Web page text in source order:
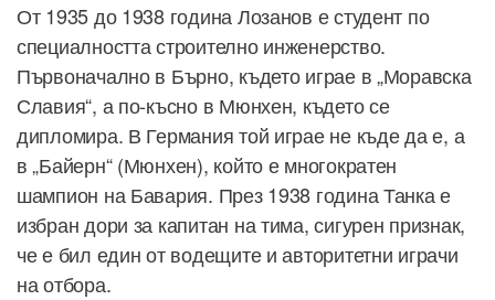
От 1935 до 1938 година Лозанов е студент по
специалността строително инженерство.
Първоначално в Бърно, където играе в „Моравска
Славия“, а по-късно в Мюнхен, където се
дипломира. В Германия той играе не къде да е, а
в „Байерн“ (Мюнхен), който е многократен
шампион на Бавария. През 1938 година Танка е
избран дори за капитан на тима, сигурен признак,
че е бил един от водещите и авторитетни играчи
на отбора.